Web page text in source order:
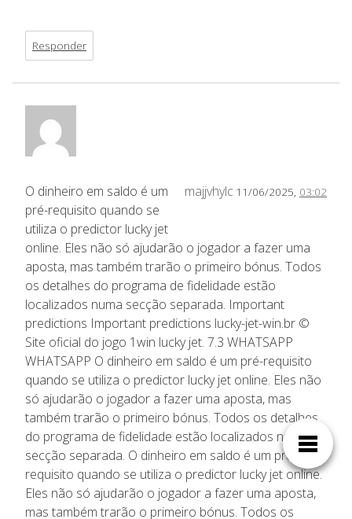
Responder
majjvhylc 11/06/2025, 03:02
O dinheiro em saldo é um
pré-requisito quando se
utiliza o predictor lucky jet
online. Eles não só ajudarão o jogador a fazer uma
aposta, mas também trarão o primeiro bónus. Todos
os detalhes do programa de fidelidade estão
localizados numa secção separada. Important
predictions Important predictions lucky-jet-win.br ©
Site oficial do jogo 1win lucky jet. 7.3 WHATSAPP
WHATSAPP O dinheiro em saldo é um pré-requisito
quando se utiliza o predictor lucky jet online. Eles não
só ajudarão o jogador a fazer uma aposta, mas
também trarão o primeiro bónus. Todos os detalhes
do programa de fidelidade estão localizados numa
secção separada. O dinheiro em saldo é um pré-
requisito quando se utiliza o predictor lucky jet online.
Eles não só ajudarão o jogador a fazer uma aposta,
mas também trarão o primeiro bónus. Todos os